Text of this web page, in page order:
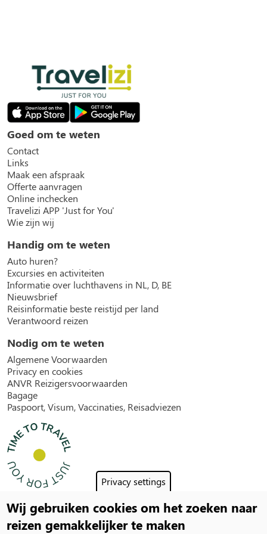
Privacy settings
Wij gebruiken cookies om het zoeken naar
reizen gemakkelijker te maken
Goed om te weten
Contact
Links
Maak een afspraak
Offerte aanvragen
Online inchecken
Travelizi APP 'Just for You'
Wie zijn wij
Handig om te weten
Auto huren?
Excursies en activiteiten
Informatie over luchthavens in NL, D, BE
Nieuwsbrief
Reisinformatie beste reistijd per land
Verantwoord reizen
Nodig om te weten
Algemene Voorwaarden
Privacy en cookies
ANVR Reizigersvoorwaarden
Bagage
Paspoort, Visum, Vaccinaties, Reisadviezen
Social